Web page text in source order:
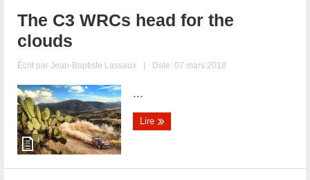
The C3 WRCs head for the
clouds
Écrit parJean-Baptiste Lassaux | Date: 07 mars 2018
...
Lire